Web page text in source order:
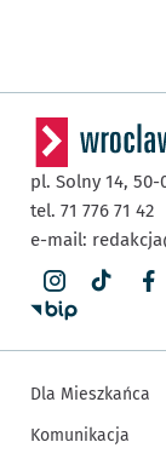
pl. Solny 14, 50-
tel. 71 776 71 42
e-mail:
Dla Mieszkańca
Komunikacja